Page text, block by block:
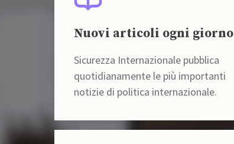
Nuovi articoli ogni giorno
Sicurezza Internazionale pubblica
quotidianamente le più importanti
notizie di politica internazionale.